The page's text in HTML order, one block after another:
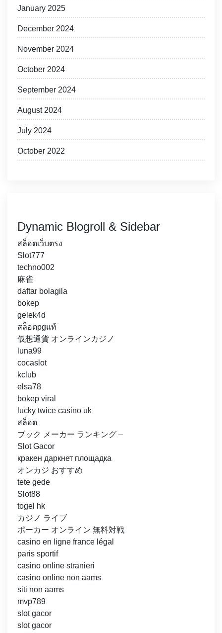
January 2025
December 2024
November 2024
October 2024
September 2024
August 2024
July 2024
October 2022
Dynamic Blogroll & Sidebar
สล็อตเว็บตรง
Slot777
techno002
麻雀
daftar bolagila
bokep
gelek4d
สล็อตpgแท้
仮想通貨 オンラインカジノ
luna99
cocaslot
kclub
elsa78
bokep viral
lucky twice casino uk
สล็อต
ブック メーカー ランキング –
Slot Gacor
кракен даркнет площадка
オンカジ おすすめ
tete gede
Slot88
togel hk
カジノ ライブ
ポーカー オンライン 無料対戦
casino en ligne france légal
paris sportif
casino online stranieri
casino online non aams
siti non aams
mvp789
slot gacor
slot gacor